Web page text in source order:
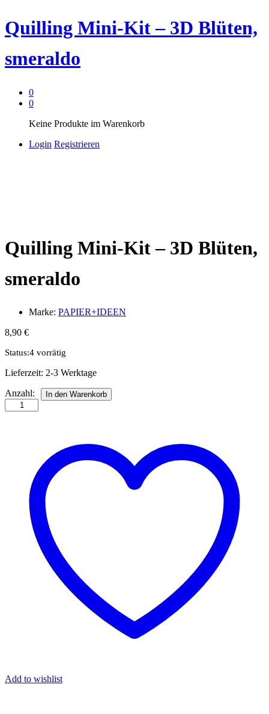
Quilling Mini-Kit – 3D Blüten,
smeraldo
0
0
Keine Produkte im Warenkorb
Login Registrieren
Quilling Mini-Kit – 3D Blüten,
smeraldo
Marke: PAPIER+IDEEN
8,90 €
Status:4 vorrätig
Lieferzeit: 2-3 Werktage
Quilling
Mini-
Kit
Anzahl: In den Warenkorb
Add to wishlist